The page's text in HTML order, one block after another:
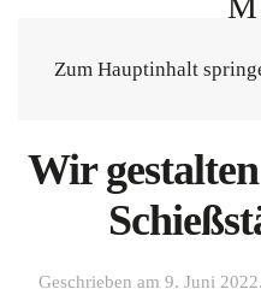
Zum Hauptinhalt
Wir
Geschrieben am 9. Juni 2022